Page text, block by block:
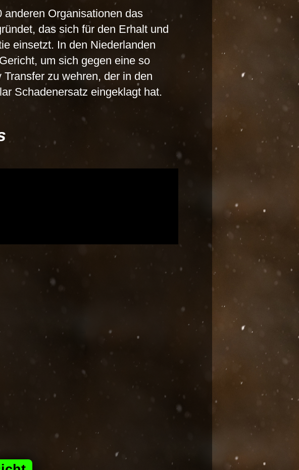
Organisationen das
das sich für den Erhalt und
einsetzt. In den Niederlanden
um sich gegen eine so
zu wehren, der in den
Schadenersatz eingeklagt hat.